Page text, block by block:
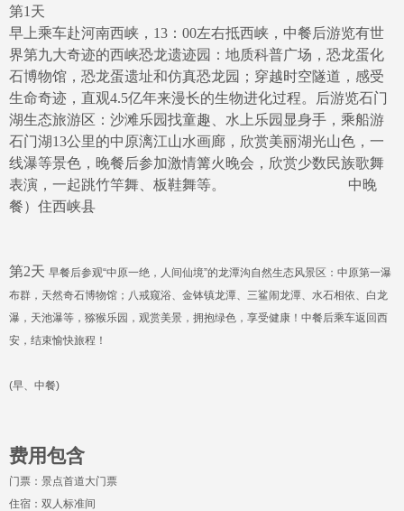
第1天
早上乘车赴河南西峡，13：00左右抵西峡，中餐后游览有世
界第九大奇迹的西峡恐龙遗迹园：地质科普广场，恐龙蛋化
石博物馆，恐龙蛋遗址和仿真恐龙园；穿越时空隧道，感受
生命奇迹，直观4.5亿年来漫长的生物进化过程。后游览石门
湖生态旅游区：沙滩乐园找童趣、水上乐园显身手，乘船游
石门湖13公里的中原漓江山水画廊，欣赏美丽湖光山色，一
线瀑等景色，晚餐后参加激情篝火晚会，欣赏少数民族歌舞
表演，一起跳竹竿舞、板鞋舞等。 中晚
餐）住西峡县
第2天 早餐后参观“中原一绝，人间仙境”的龙潭沟自然生态风景区：中原第一瀑
布群，天然奇石博物馆；八戒窥浴、金钵镇龙潭、三鲨闹龙潭、水石相依、白龙
瀑，天池瀑等，猕猴乐园，观赏美景，拥抱绿色，享受健康！中餐后乘车返回西
安，结束愉快旅程！
(早、中餐)
费用包含
门票：景点首道大门票
住宿：双人标准间